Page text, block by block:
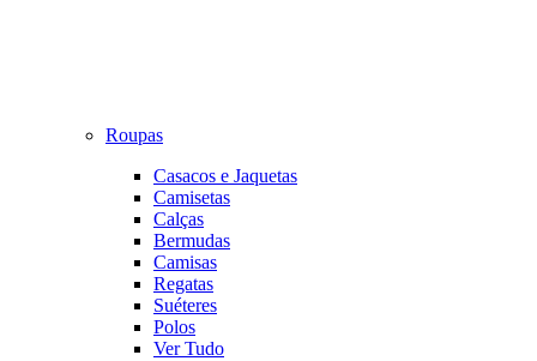
Roupas
Casacos e Jaquetas
Camisetas
Calças
Bermudas
Camisas
Regatas
Suéteres
Polos
Ver Tudo